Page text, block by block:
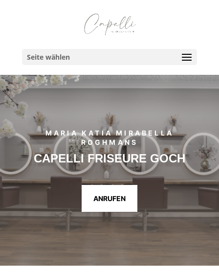
Seite wählen
MARIA KATIA MIRABELLA
ROGHMANS
CAPELLI FRISEURE GOCH
ANRUFEN